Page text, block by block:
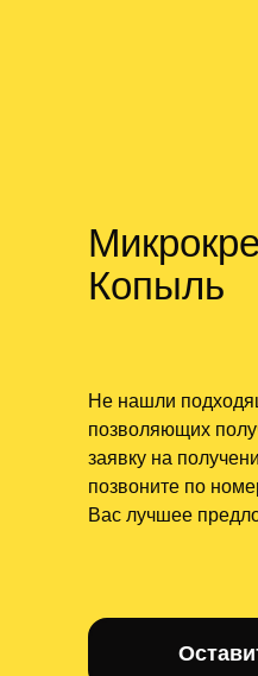
Копыль
Не нашли
позволяющих
заявку на
позвоните по
Вас лучшее